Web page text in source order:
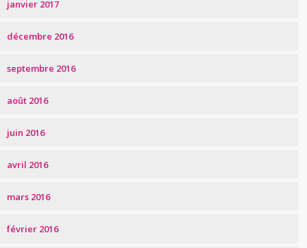
janvier 2017
décembre 2016
septembre 2016
août 2016
juin 2016
avril 2016
mars 2016
février 2016